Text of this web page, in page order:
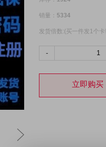
销量： 5334
发货倍数:(买一件发1个卡
-
立即购买